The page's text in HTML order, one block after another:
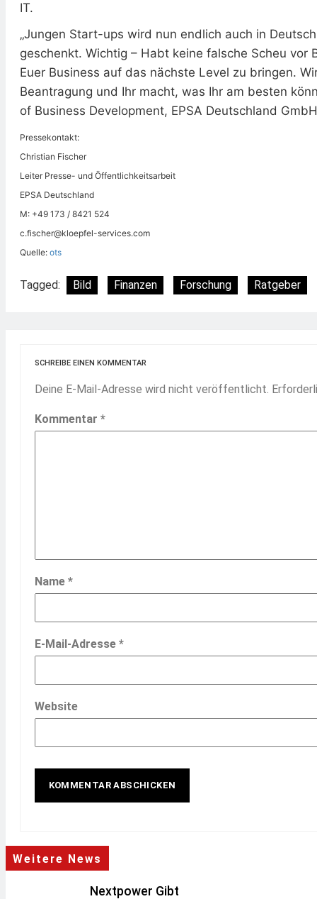
IT.
„Jungen Start-ups wird nun endlich auch in
geschenkt. Wichtig – Habt keine falsche Scheu vor
Euer Business auf das nächste Level zu bringen.
Beantragung und Ihr macht, was Ihr am besten
of Business Development, EPSA Deutschland GmbH
Pressekontakt:
Christian Fischer
Leiter Presse- und Öffentlichkeitsarbeit
EPSA Deutschland
M: +49 173 / 8421 524
c.fischer@kloepfel-services.com
Quelle: ots
Tagged: Bild Finanzen Forschung Ratgeber
SCHREIBE EINEN KOMMENTAR
Deine E-Mail-Adresse wird nicht veröffentlicht.
Kommentar *
Name *
E-Mail-Adresse *
Website
Weitere News
Nextpower Gibt